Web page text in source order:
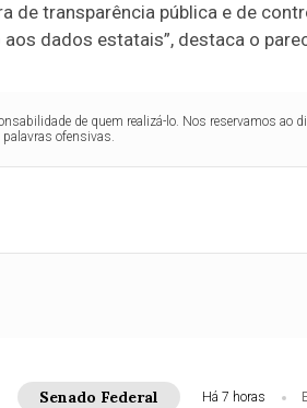
de transparência pública e de
dados estatais”, destaca o
de quem realizá-lo. Nos reservamos ao
ofensivas.
Senado Federal Há 7 horas